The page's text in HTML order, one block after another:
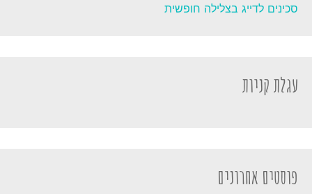
סכינים לדייג בצלילה חופשית
עגלת קניות
פוסטים אחרונים